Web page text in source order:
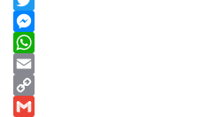
Twitter
Messenger
WhatsApp
Email
Copy